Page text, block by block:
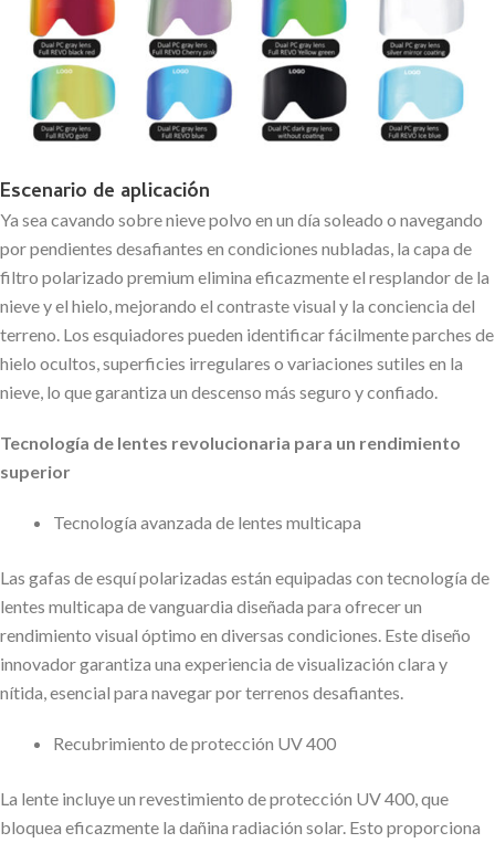
Escenario de aplicación
Ya sea cavando sobre nieve polvo en un día soleado o navegando
por pendientes desafiantes en condiciones nubladas, la capa de
filtro polarizado premium elimina eficazmente el resplandor de la
nieve y el hielo, mejorando el contraste visual y la conciencia del
terreno. Los esquiadores pueden identificar fácilmente parches de
hielo ocultos, superficies irregulares o variaciones sutiles en la
nieve, lo que garantiza un descenso más seguro y confiado.
Tecnología de lentes revolucionaria para un rendimiento
superior
Tecnología avanzada de lentes multicapa
Las gafas de esquí polarizadas están equipadas con tecnología de
lentes multicapa de vanguardia diseñada para ofrecer un
rendimiento visual óptimo en diversas condiciones. Este diseño
innovador garantiza una experiencia de visualización clara y
nítida, esencial para navegar por terrenos desafiantes.
Recubrimiento de protección UV 400
La lente incluye un revestimiento de protección UV 400, que
bloquea eficazmente la dañina radiación solar. Esto proporciona